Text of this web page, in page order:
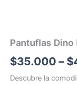
Pantuflas Dino
$35.000 – $
Descubre la
cantidad